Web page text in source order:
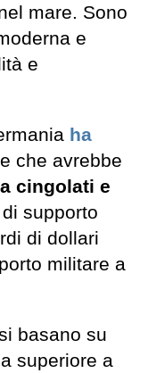
mare. Sono
e
e
ha
che avrebbe
cingolati e
supporto
di dollari
militare a
basano su
superiore a